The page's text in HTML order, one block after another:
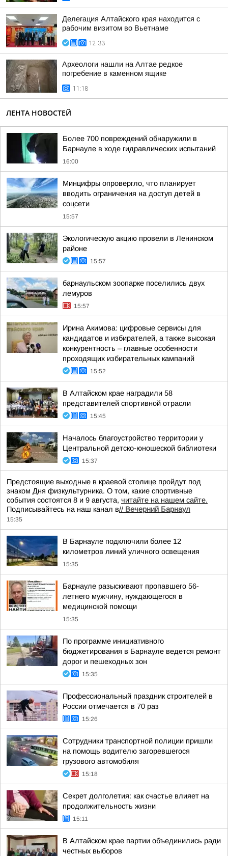
Делегация Алтайского края находится с
рабочим визитом во Вьетнаме
12:33
Археологи нашли на Алтае редкое
погребение в каменном ящике
11:18
ЛЕНТА НОВОСТЕЙ
Более 700 повреждений обнаружили в
Барнауле в ходе гидравлических испытаний
16:00
Минцифры опровергло, что планирует
вводить ограничения на доступ детей в
соцсети
15:57
Экологическую акцию провели в Ленинском
районе
15:57
барнаульском зоопарке поселились двух
лемуров
15:57
Ирина Акимова: цифровые сервисы для
кандидатов и избирателей, а также высокая
конкурентность – главные особенности
проходящих избирательных кампаний
15:52
В Алтайском крае наградили 58
представителей спортивной отрасли
15:45
Началось благоустройство территории у
Центральной детско-юношеской библиотеки
15:37
Предстоящие выходные в краевой столице пройдут под
знаком Дня физкультурника. О том, какие спортивные
события состоятся 8 и 9 августа, читайте на нашем сайте.
Подписывайтесь на наш канал в// Вечерний Барнаул
15:35
В Барнауле подключили более 12
километров линий уличного освещения
15:35
Барнауле разыскивают пропавшего 56-
летнего мужчину, нуждающегося в
медицинской помощи
15:35
По программе инициативного
бюджетирования в Барнауле ведется ремонт
дорог и пешеходных зон
15:35
Профессиональный праздник строителей в
России отмечается в 70 раз
15:26
Сотрудники транспортной полиции пришли
на помощь водителю загоревшегося
грузового автомобиля
15:18
Секрет долголетия: как счастье влияет на
продолжительность жизни
15:11
В Алтайском крае партии объединились ради
честных выборов